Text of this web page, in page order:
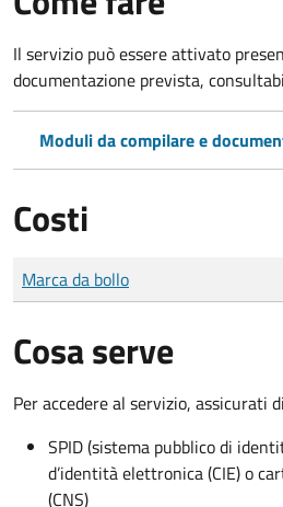
Il servizio può essere attivato
documentazione prevista,
Moduli da compilare e
Costi
Tipo di pagamento
Importo
Marca da bollo
Cosa serve
Per accedere al servizio, assicurati
SPID (sistema pubblico di
d’identità elettronica (CIE) o
(CNS)